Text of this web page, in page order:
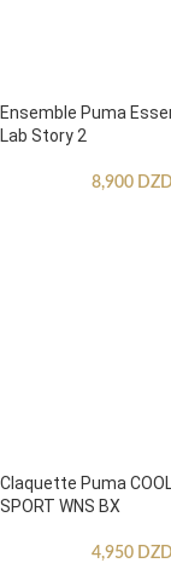
Ensemble Puma
Lab Story 2
8,900 DZD
Claquette Puma
SPORT WNS BX
4,950 DZD